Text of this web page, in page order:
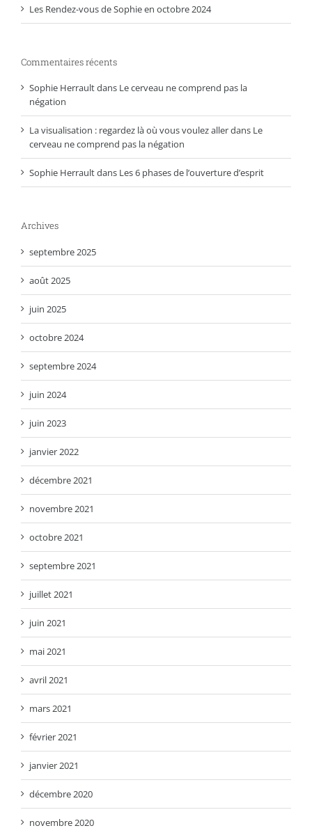
Les Rendez-vous de Sophie en octobre 2024
Commentaires récents
Sophie Herraultdans Le cerveau ne comprend pas la
négation
La visualisation : regardez là où vous voulez allerdans Le
cerveau ne comprend pas la négation
Sophie Herraultdans Les 6 phases de l’ouverture d’esprit
Archives
septembre 2025
août 2025
juin 2025
octobre 2024
septembre 2024
juin 2024
juin 2023
janvier 2022
décembre 2021
novembre 2021
octobre 2021
septembre 2021
juillet 2021
juin 2021
mai 2021
avril 2021
mars 2021
février 2021
janvier 2021
décembre 2020
novembre 2020